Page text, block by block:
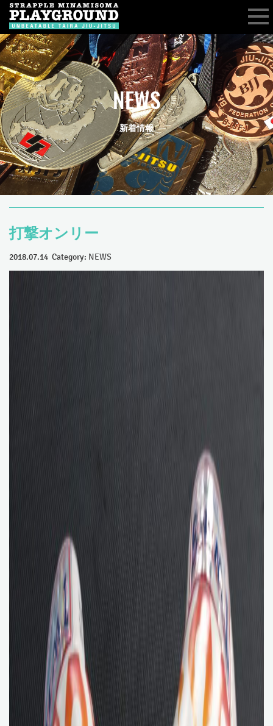
NEWS
新着情報
打撃オンリー
2018.07.14 Category: NEWS